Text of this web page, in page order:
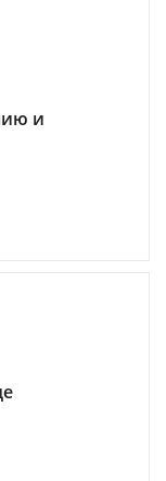
и